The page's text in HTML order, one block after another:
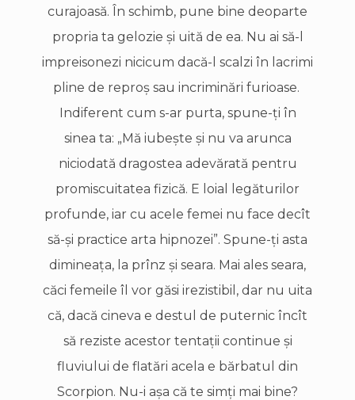
curajoasă. În schimb, pune bine deoparte
propria ta gelozie şi uită de ea. Nu ai să-l
impreisonezi nicicum dacă-l scalzi în lacrimi
pline de reproş sau incriminări furioase.
Indiferent cum s-ar purta, spune-ţi în
sinea ta: „Mă iubeşte şi nu va arunca
niciodată dragostea adevărată pentru
promiscuitatea fizică. E loial legăturilor
profunde, iar cu acele femei nu face decît
să-şi practice arta hipnozei”. Spune-ţi asta
dimineaţa, la prînz şi seara. Mai ales seara,
căci femeile îl vor găsi irezistibil, dar nu uita
că, dacă cineva e destul de puternic încît
să reziste acestor tentaţii continue şi
fluviului de flatări acela e bărbatul din
Scorpion. Nu-i aşa că te simţi mai bine?